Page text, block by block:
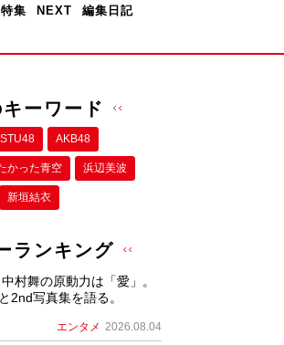
特集 NEXT 編集日記
ーワード
STU48 AKB48
かった⻘空 浜辺美波
新垣結衣
ランキング
村舞の原動力は「愛」。
2nd写真集を語る。
エンタメ 2026.08.04